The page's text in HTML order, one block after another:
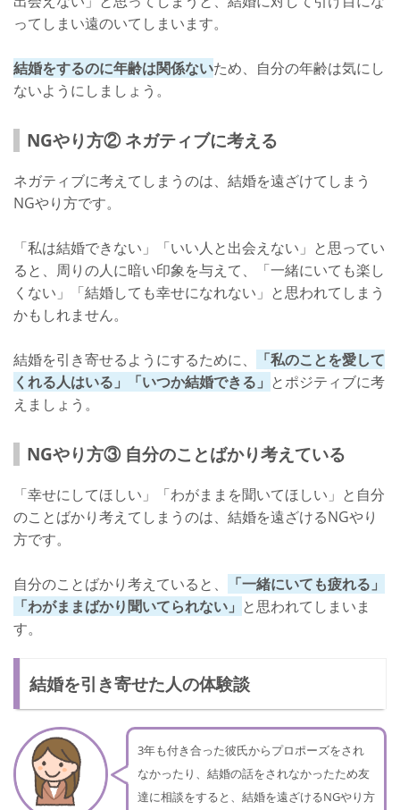
ってしまい遠のいてしまいます。
結婚をするのに年齢は関係ないため、自分の年齢は気にし
ないようにしましょう。
NGやり方② ネガティブに考える
ネガティブに考えてしまうのは、結婚を遠ざけてしまう
NGやり方です。
「私は結婚できない」「いい人と出会えない」と思ってい
ると、周りの人に暗い印象を与えて、「一緒にいても楽し
くない」「結婚しても幸せになれない」と思われてしまう
かもしれません。
結婚を引き寄せるようにするために、
「私のことを愛して
くれる人はいる」「いつか結婚できる」 とポジティブに考
えましょう。
NGやり方③ 自分のことばかり考えている
「幸せにしてほしい」「わがままを聞いてほしい」と自分
のことばかり考えてしまうのは、結婚を遠ざけるNGやり
方です。
自分のことばかり考えていると、
「一緒にいても疲れる」
「わがままばかり聞いてられない」 と思われてしまいま
す。
結婚を引き寄せた人の体験談
3年も付き合った彼氏からプロポーズをされ
なかったり、結婚の話をされなかったため友
達に相談をすると、結婚を遠ざけるNGやり方